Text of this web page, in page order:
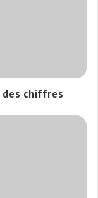
chiffres